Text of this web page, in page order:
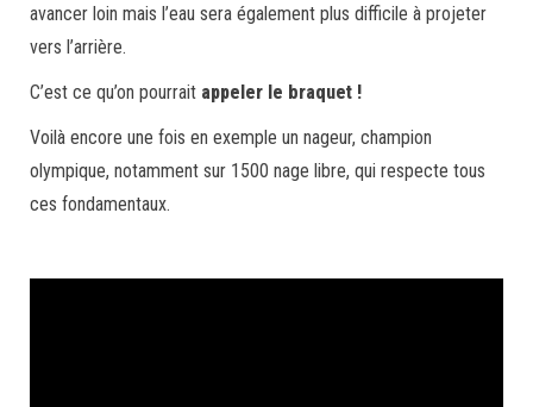
avancer loin mais l’eau sera également plus difficile à projeter
vers l’arrière.
C’est ce qu’on pourrait appeler le braquet !
Voilà encore une fois en exemple un nageur, champion
olympique, notamment sur 1500 nage libre, qui respecte tous
ces fondamentaux.